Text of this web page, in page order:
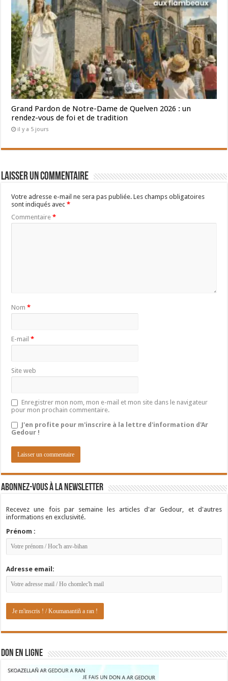
Grand Pardon de Notre-Dame de Quelven 2026 : un
rendez-vous de foi et de tradition
il y a 5 jours
Laisser un commentaire
Votre adresse e-mail ne sera pas publiée. Les champs obligatoires
sont indiqués avec*
Commentaire*
Nom*
E-mail*
Site web
Enregistrer mon nom, mon e-mail et mon site dans le navigateur
pour mon prochain commentaire.
J'en profite pour m'inscrire à la lettre d'information d'Ar
Gedour !
Abonnez-vous à la newsletter
Recevez une fois par semaine les articles d'ar Gedour, et d'autres
informations en exclusivité.
Prénom :
Adresse email:
DON EN LIGNE